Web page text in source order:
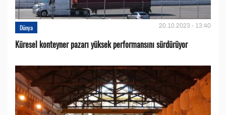
Dünya 20.10.2023 - 13:40
Küresel konteyner pazarı yüksek performansını sürdürüyor